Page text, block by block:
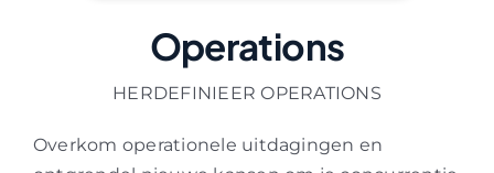
Operations
HERDEFINIEER OPERATIONS
Overkom operationele uitdagingen en